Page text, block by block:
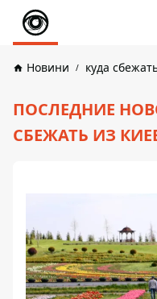
Новини куда
ПОСЛЕДНИЕ
СБЕЖАТЬ ИЗ